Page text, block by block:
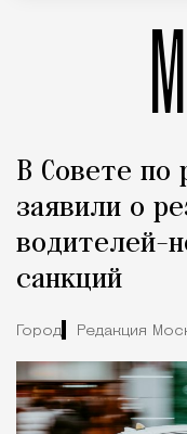
В Совете по
заявили о
водителей-
санкций
Город Редакция